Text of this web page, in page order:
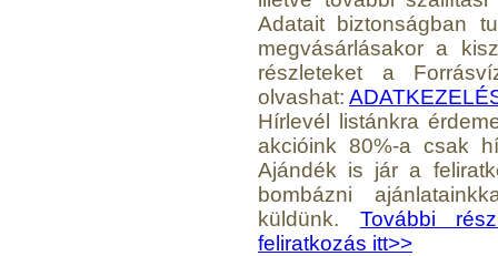
Adatait biztonságban
megvásárlásakor a
részleteket a
olvashat:
Hírlevél listánkra
akcióink 80%-a csak
Ajándék is jár a
bombázni
küldünk. További
feliratkozás itt>>